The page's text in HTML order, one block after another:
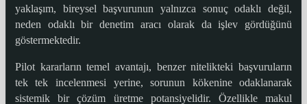
yaklaşım, bireysel başvurunun yalnızca sonuç odaklı değil,
neden odaklı bir denetim aracı olarak da işlev gördüğünü
göstermektedir.
Pilot kararların temel avantajı, benzer nitelikteki başvuruların
tek tek incelenmesi yerine, sorunun kökenine odaklanarak
sistemik bir çözüm üretme potansiyelidir. Özellikle makul